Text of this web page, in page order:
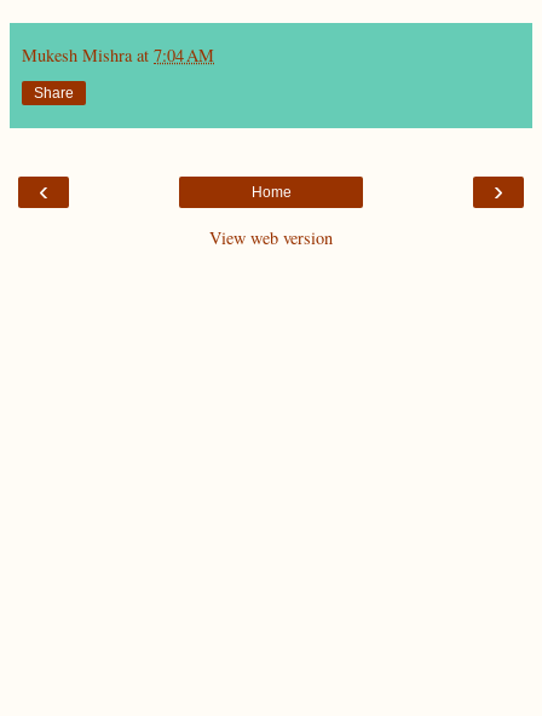
Mukesh Mishra at 7:04 AM
Share
‹ ›
Home
View web version